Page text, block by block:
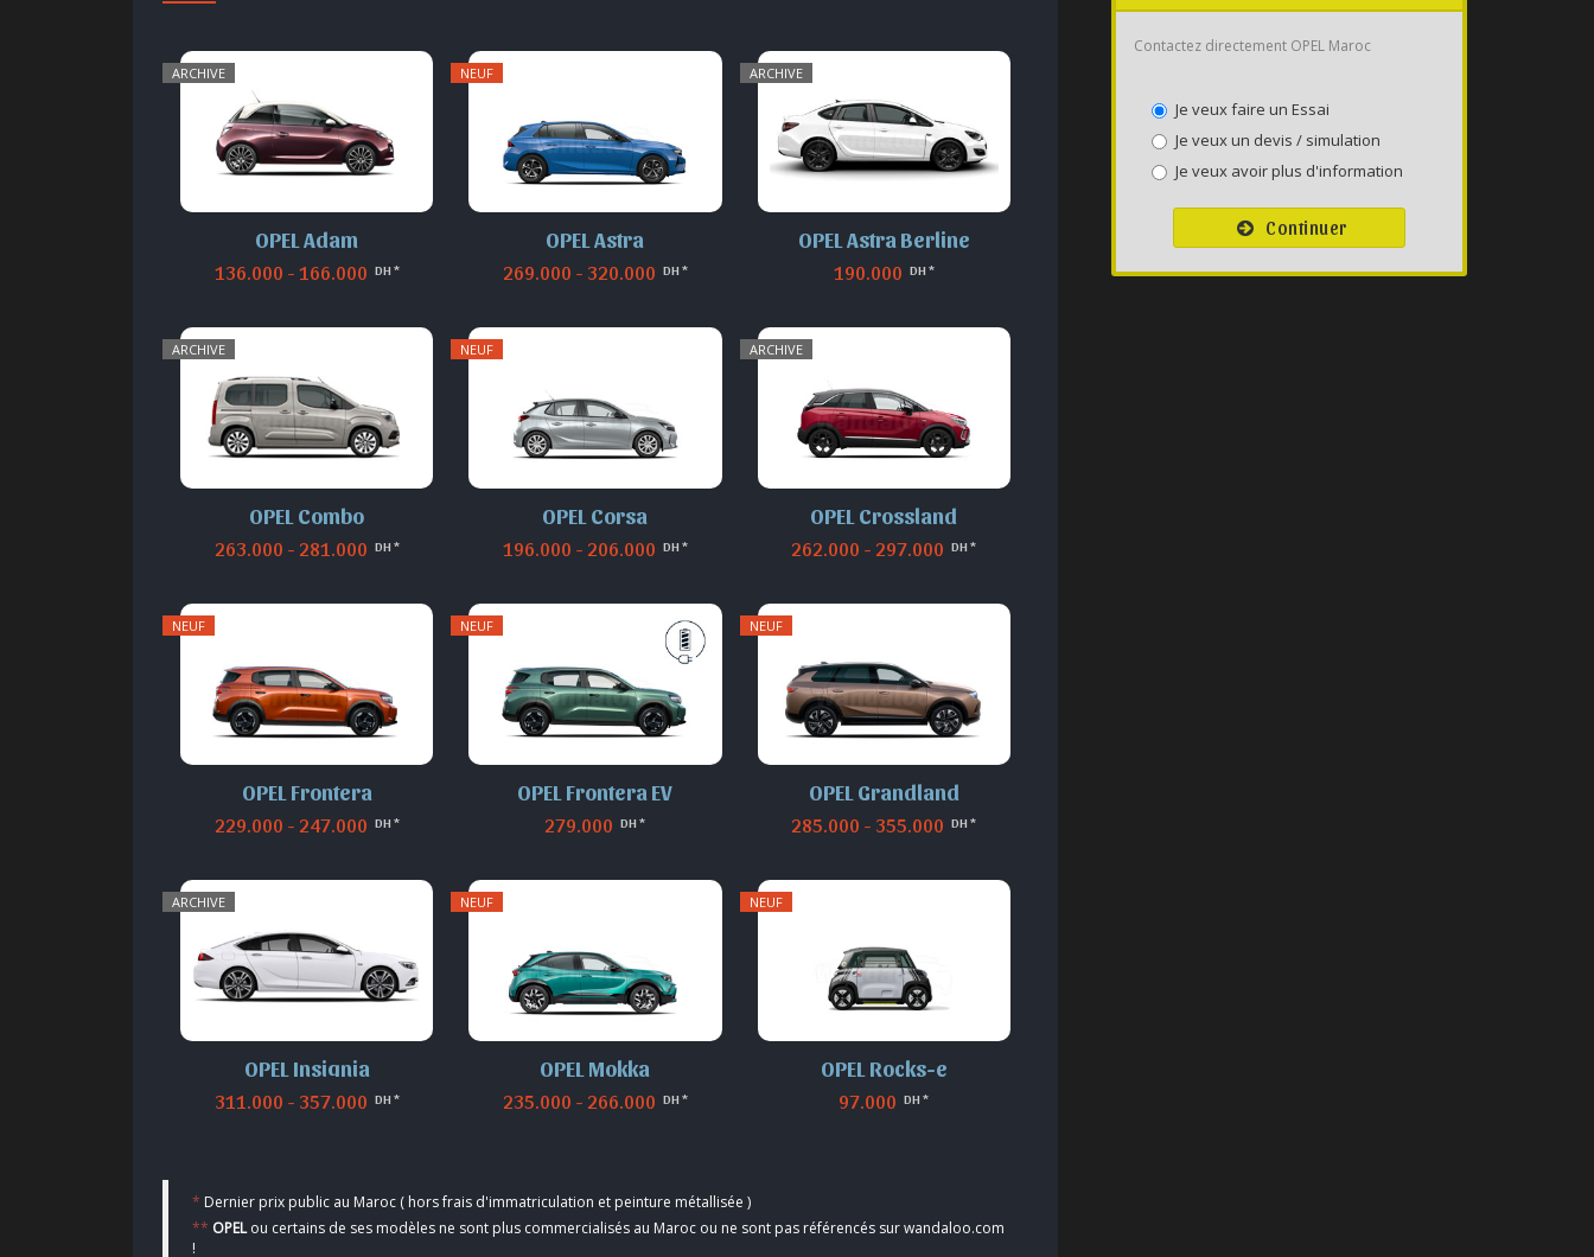
ARCHIVE
OPEL Adam
136.000 - 166.000 DH *
NEUF
OPEL Astra
269.000 - 320.000 DH *
ARCHIVE
OPEL Astra Berline
190.000 DH *
ARCHIVE
OPEL Combo
263.000 - 281.000 DH *
NEUF
OPEL Corsa
196.000 - 206.000 DH *
ARCHIVE
OPEL Crossland
262.000 - 297.000 DH *
NEUF
OPEL Frontera
229.000 - 247.000 DH *
NEUF
OPEL Frontera EV
279.000 DH *
NEUF
OPEL Grandland
285.000 - 355.000 DH *
ARCHIVE
OPEL Insignia
311.000 - 357.000 DH *
NEUF
OPEL Mokka
235.000 - 266.000 DH *
NEUF
OPEL Rocks-e
97.000 DH *
* Dernier prix public au Maroc ( hors frais d'immatriculation et peinture métallisée )
** OPELou certains de ses modèles ne sont plus commercialisés au Maroc ou ne sont pas référencés sur wandaloo.com
!
Contactez directement OPEL Maroc
Je veux faire un Essai
Je veux un devis / simulation
Je veux avoir plus d'information
Continuer